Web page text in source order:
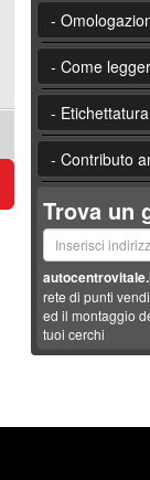
-
- Come
-
- Contributo
Trova un
rete di punti
ed il montaggio
tuoi cerchi